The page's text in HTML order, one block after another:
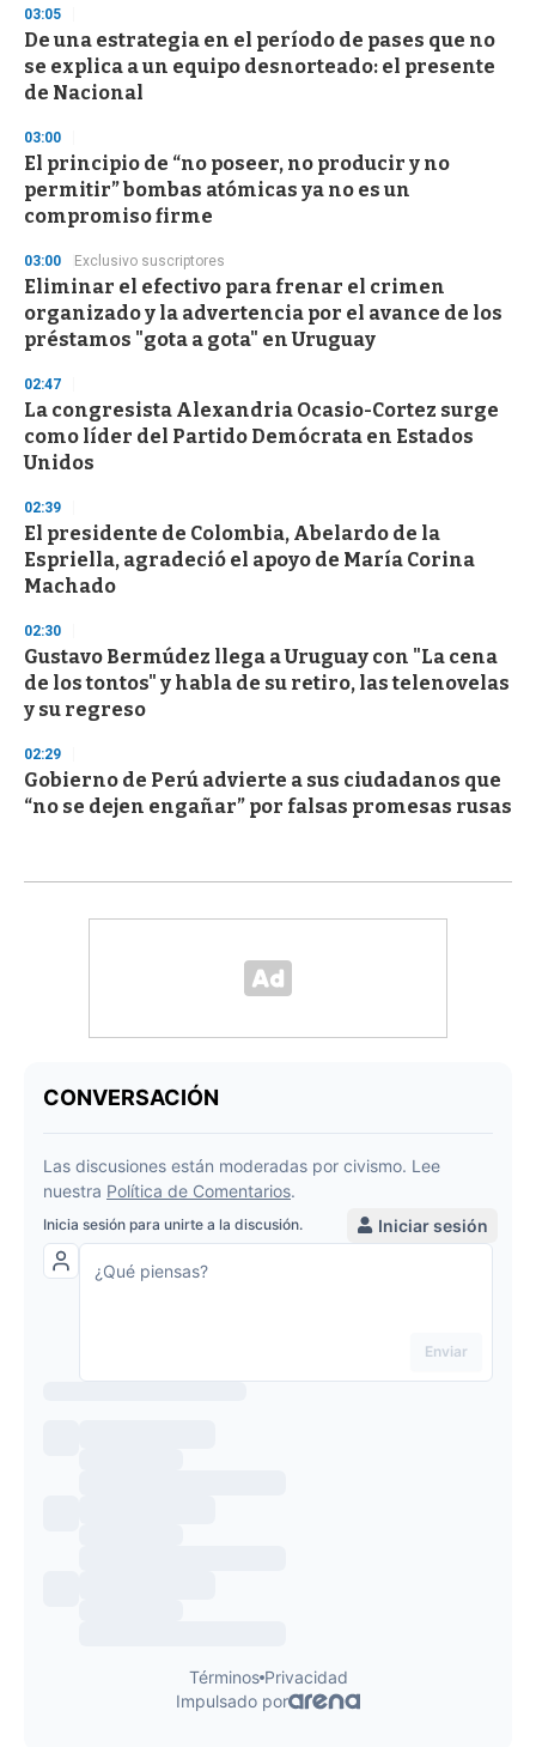
s
e
c
o
n
03:05
De una estrategia en el período de pases que no
se explica a un equipo desnorteado: el presente
de Nacional
03:00
El principio de “no poseer, no producir y no
permitir” bombas atómicas ya no es un
compromiso firme
03:00 Exclusivo suscriptores
Eliminar el efectivo para frenar el crimen
organizado y la advertencia por el avance de los
préstamos "gota a gota" en Uruguay
02:47
La congresista Alexandria Ocasio-Cortez surge
como líder del Partido Demócrata en Estados
Unidos
02:39
El presidente de Colombia, Abelardo de la
Espriella, agradeció el apoyo de María Corina
Machado
02:30
Gustavo Bermúdez llega a Uruguay con "La cena
de los tontos" y habla de su retiro, las telenovelas
y su regreso
02:29
Gobierno de Perú advierte a sus ciudadanos que
“no se dejen engañar” por falsas promesas rusas